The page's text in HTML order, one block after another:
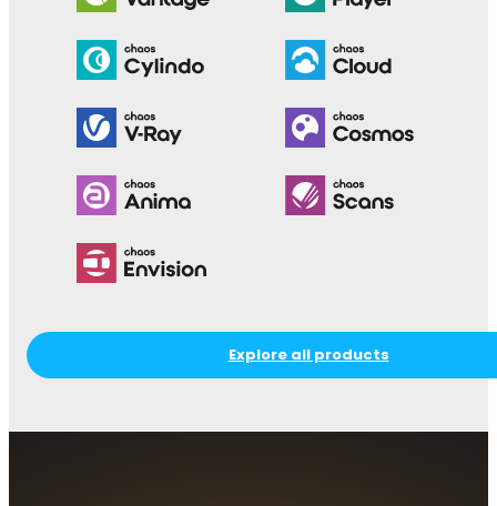
Explore all products